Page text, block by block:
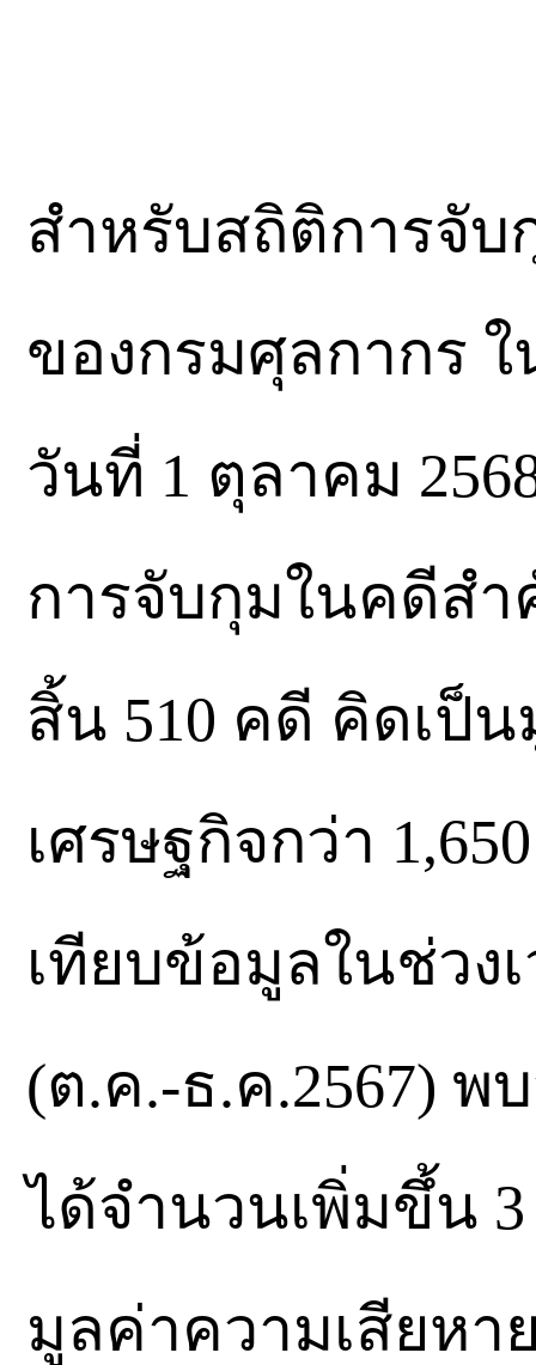
สำหรับสถิติการจั
ของกรมศุลกากร
วันที่ 1 ตุลาคม
การจับกุมในคดีส
สิ้น 510 คดี คิดเป็
เศรษฐกิจกว่า
เทียบข้อมูลในช่วง
(ต.ค.-ธ.ค.2567)
ได้จำนวนเพิ่มขึ้น
มูลค่าความเสียหา